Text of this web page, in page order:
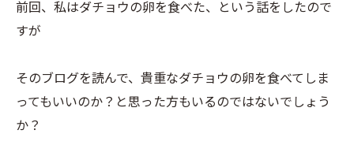
前回、私はダチョウの卵を食べた、という話をしたので
すが
そのブログを読んで、貴重なダチョウの卵を食べてしま
ってもいいのか？と思った方もいるのではないでしょう
か？